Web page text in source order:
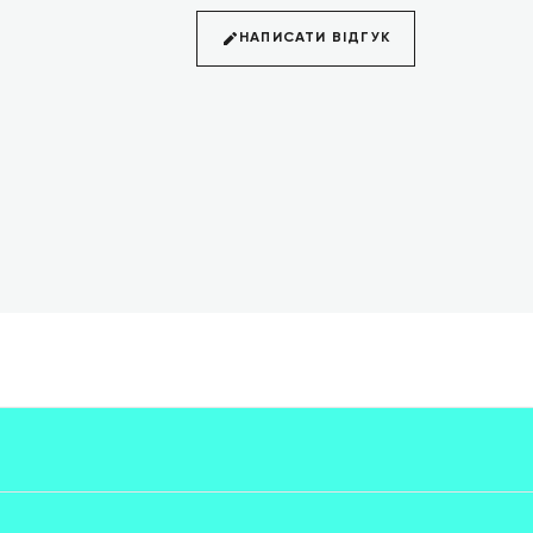
НАПИСАТИ ВІДГУК